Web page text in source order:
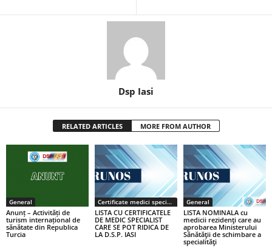
Dsp Iasi
RELATED ARTICLES MORE FROM AUTHOR
General
Anunț – Activități de
turism internațional de
sănătate din Republica
Turcia
Certificate medici specialiști / primari
LISTA CU CERTIFICATELE
DE MEDIC SPECIALIST
CARE SE POT RIDICA DE
LA D.S.P. IASI
General
LISTA NOMINALA cu
medicii rezidenţi care au
aprobarea Ministerului
Sănătăţii de schimbare a
specialităţi